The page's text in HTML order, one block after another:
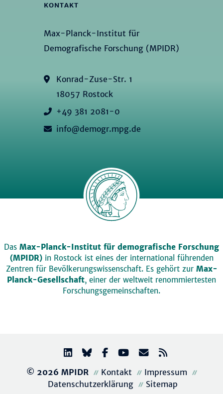
KONTAKT
Max-Planck-Institut für
Demografische Forschung (MPIDR)
Konrad-Zuse-Str. 1
18057 Rostock
+49 381 2081-0
info@demogr.mpg.de
Das Max-Planck-Institut für demografische Forschung
(MPIDR)in Rostock ist eines der international führenden
Zentren für Bevölkerungswissenschaft. Es gehört zur Max-
Planck-Gesellschaft, einer der weltweit renommiertesten
Forschungsgemeinschaften.
© 2026 MPIDR Kontakt
Impressum
Datenschutzerklärung
Sitemap